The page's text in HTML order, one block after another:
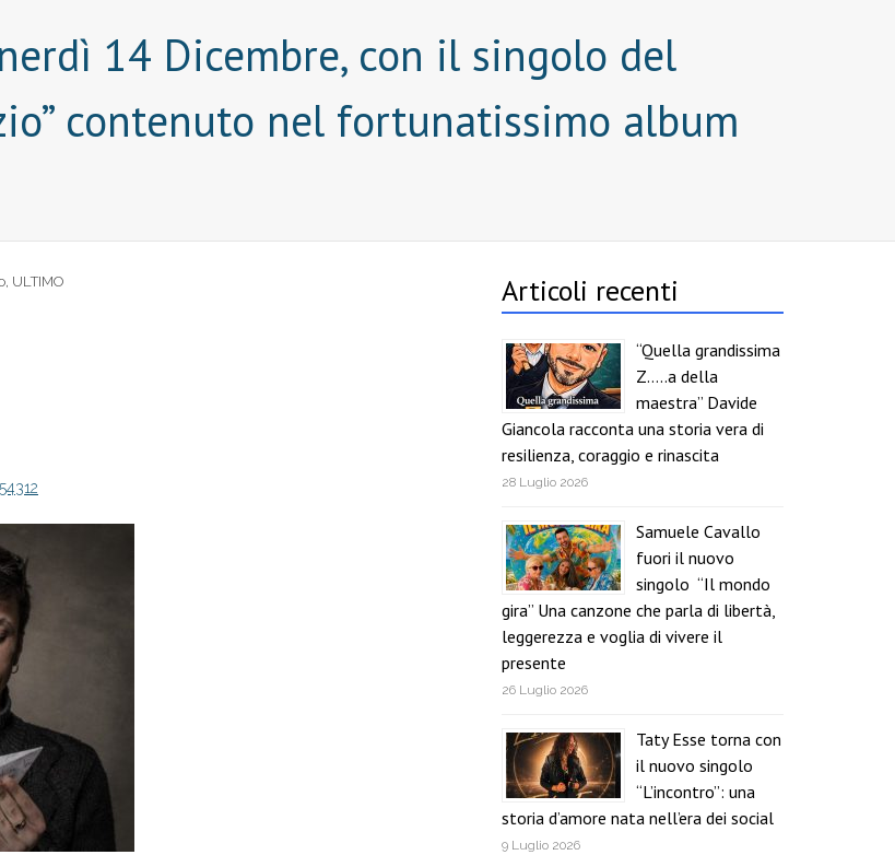
14 Dicembre, con il singolo del
contenuto nel fortunatissimo album
, ULTIMO Articoli recenti
“Quella grandissima
Z…..a della
maestra” Davide
Giancola racconta una storia vera di
resilienza, coraggio e rinascita
28 Luglio 2026
Samuele Cavallo
fuori il nuovo
singolo “Il mondo
gira” Una canzone che parla di libertà,
leggerezza e voglia di vivere il
presente
26 Luglio 2026
Taty Esse torna con
il nuovo singolo
“L’incontro”: una
storia d’amore nata nell’era dei social
9 Luglio 2026